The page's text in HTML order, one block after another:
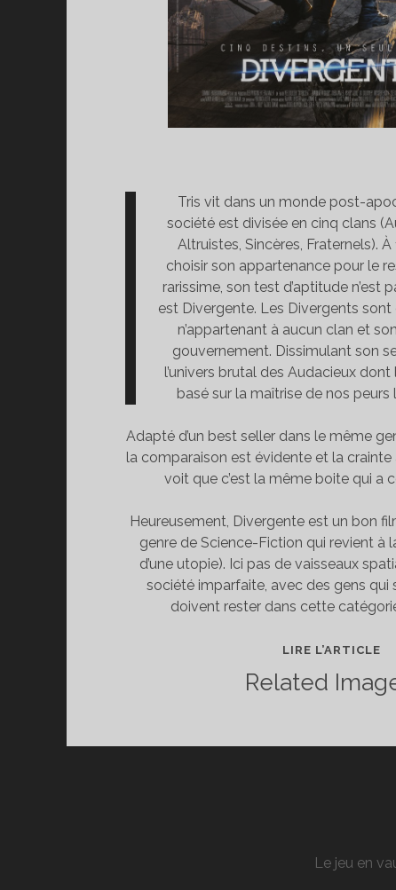
Tris vit dans un monde post-
société est divisée en cinq clans
Altruistes, Sincères, Fraternels).
choisir son appartenance pour le
rarissime, son test d’aptitude n’est
est Divergente. Les Divergents sont
n’appartenant à aucun clan et
gouvernement. Dissimulant son
l’univers brutal des Audacieux dont
basé sur la maîtrise de nos peurs
Adapté d’un best seller dans le même
la comparaison est évidente et la crainte
voit que c’est la même boite qui a
Heureusement, Divergente est un bon
genre de Science-Fiction qui revient à
d’une utopie). Ici pas de vaisseaux
société imparfaite, avec des gens
doivent rester dans cette
LIRE L’ARTICLE
:
Related
Le jeu en